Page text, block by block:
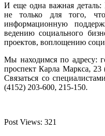
И еще одна важная
не только для того,
информационную
ведению социального
проектов, воплощению
Мы находимся по адресу:
проспект Карла Маркса,
Связаться со
(4152) 203-600, 215-150.
Post Views: 321